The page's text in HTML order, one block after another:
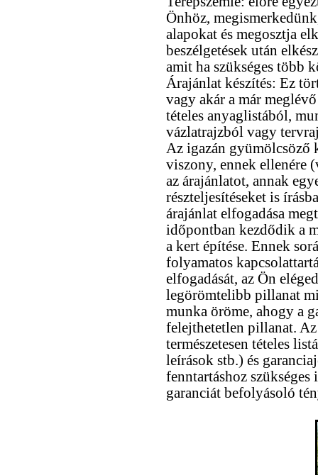
Önhöz,
alapokat és megosztja
beszélgetések után
amit ha szükséges több
Árajánlat készítés: Ez
vagy akár a már
tételes anyaglistából,
vázlatrajzból vagy
Az igazán gyümölcsöző
viszony, ennek ellenére
az árajánlatot, annak
részteljesítéseket is
árajánlat elfogadása
időpontban kezdődik a
a kert építése. Ennek
folyamatos
elfogadását, az Ön
legörömtelibb pillanat
munka öröme, ahogy a
felejthetetlen pillanat.
természetesen tételes
leírások stb.) és
fenntartáshoz
garanciát befolyásoló